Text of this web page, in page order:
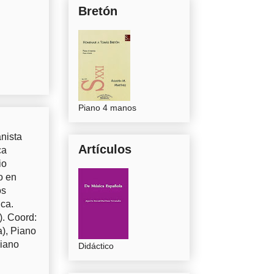
en
Coord:
Piano
Bretón
Piano 4 manos
Artículos
Didáctico